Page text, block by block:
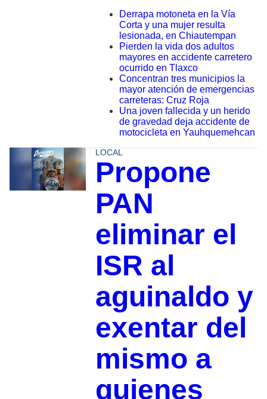
Derrapa motoneta en la Vía
Corta y una mujer resulta
lesionada, en Chiautempan
Pierden la vida dos adultos
mayores en accidente carretero
ocurrido en Tlaxco
Concentran tres municipios la
mayor atención de emergencias
carreteras: Cruz Roja
Una joven fallecida y un herido
de gravedad deja accidente de
motocicleta en Yauhquemehcan
LOCAL
Propone
PAN
eliminar el
ISR al
aguinaldo y
exentar del
mismo a
quienes